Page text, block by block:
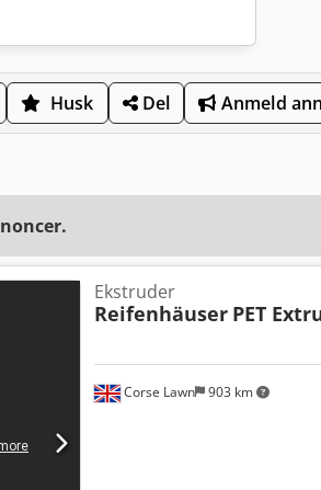
Husk Del Anmeld
Corse Lawn 903 km
Ekstruder
Reifenhäuser PET